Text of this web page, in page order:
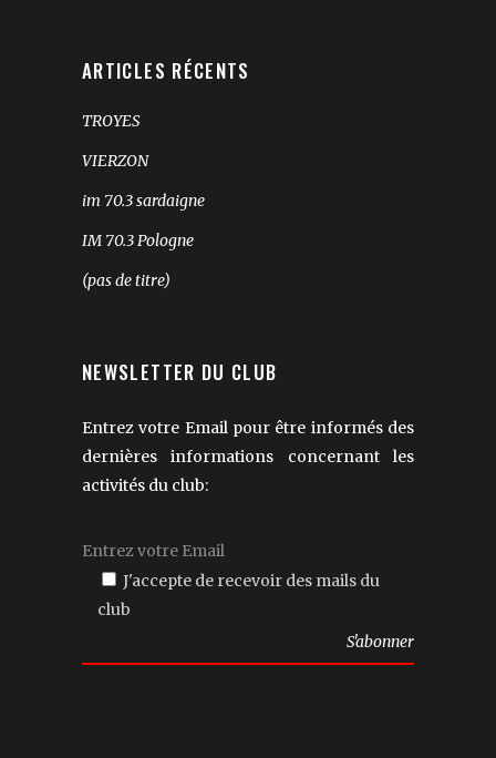
ARTICLES RÉCENTS
TROYES
VIERZON
im 70.3 sardaigne
IM 70.3 Pologne
(pas de titre)
NEWSLETTER DU CLUB
Entrez votre Email pour être informés des
dernières informations concernant les
activités du club:
J'accepte de recevoir des mails du
club
laisser